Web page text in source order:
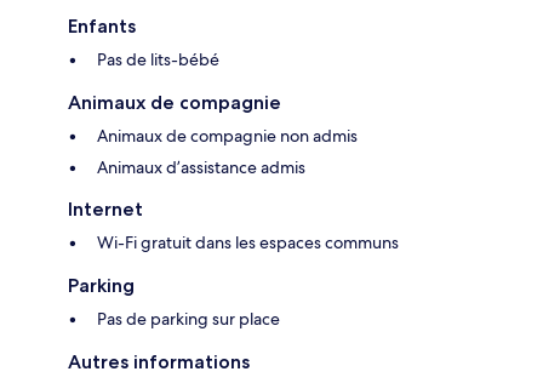
Enfants
Pas de lits-bébé
Animaux de compagnie
Animaux de compagnie non admis
Animaux d’assistance admis
Internet
Wi-Fi gratuit dans les espaces communs
Parking
Pas de parking sur place
Autres informations